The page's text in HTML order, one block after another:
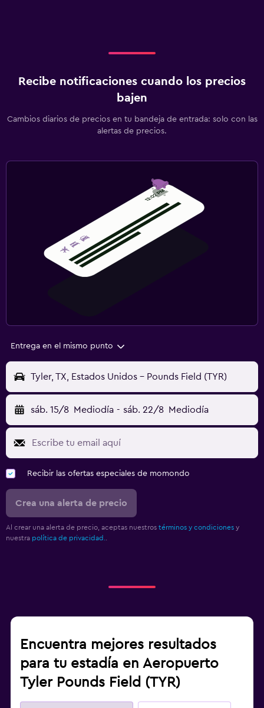
Recibe notificaciones cuando los precios
bajen
Cambios diarios de precios en tu bandeja de entrada: solo con las
alertas de precios.
Entrega en el mismo punto
Tyler, TX, Estados Unidos - Pounds Field (TYR)
sáb. 15/8 Mediodía - sáb. 22/8 Mediodía
Recibir las ofertas especiales de momondo
Crea una alerta de precio
Al crear una alerta de precio, aceptas nuestros términos y condiciones y
nuestra política de privacidad..
Encuentra mejores resultados
para tu estadía en Aeropuerto
Tyler Pounds Field (TYR)